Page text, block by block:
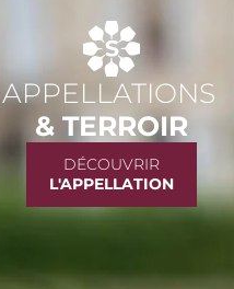
APPELLATIONS
& TERROIR
DÉCOUVRIR
L'APPELLATION